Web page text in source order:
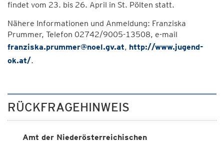
findet vom 23. bis 26. April in St. Pölten statt.
Nähere Informationen und Anmeldung: Franziska
Prummer, Telefon 02742/9005-13508, e-mail
franziska.prummer@noel.gv.at, http://www.jugend-
ok.at/.
RÜCKFRAGEHINWEIS
Amt der Niederösterreichischen